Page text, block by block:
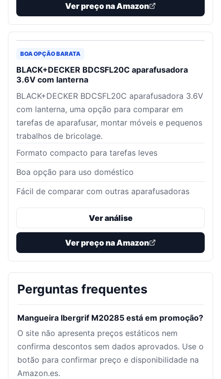
Ver preço na Amazon
BOA OPÇÃO BARATA
BLACK+DECKER BDCSFL20C aparafusadora
3.6V com lanterna
BLACK+DECKER BDCSFL20C aparafusadora 3.6V
com lanterna, uma opção para comparar em
tarefas de aparafusar, montar móveis e pequenos
trabalhos de bricolage.
Formato compacto para tarefas leves
Boa opção para uso doméstico
Fácil de comparar com outras aparafusadoras
Ver análise
Ver preço na Amazon
Perguntas frequentes
Mangueira Ibergrif M20285 está em promoção?
O site não apresenta preços estáticos nem
confirma descontos sem dados aprovados. Use o
botão para confirmar preço e disponibilidade na
Amazon.es.